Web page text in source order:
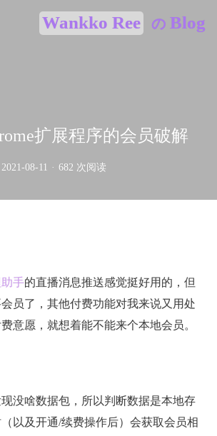
Wankko Ree の Blog
扩展程序的会员破解
2021-08-11 · 682 次阅读
手的直播消息推送感觉挺好用的，但
员了，其他付费功能对我来说又用处
意愿，就想着能不能来个本地会员。
没啥数据包，所以判断数据是本地存
以及开通/续费操作后）会获取会员相